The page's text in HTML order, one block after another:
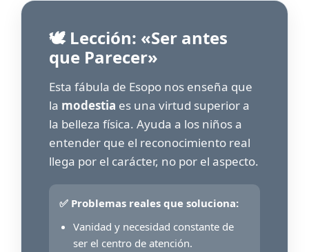
🕊️ Lección: «Ser antes
que Parecer»
Esta fábula de Esopo nos enseña que
la modestia es una virtud superior a
la belleza física. Ayuda a los niños a
entender que el reconocimiento real
llega por el carácter, no por el aspecto.
✅ Problemas reales que soluciona:
Vanidad y necesidad constante de
ser el centro de atención.